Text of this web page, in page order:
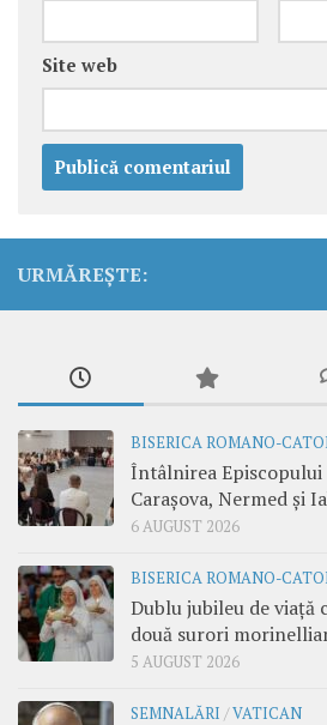
Site web
URMĂREȘTE:
BISERICA ROMANO-
Întâlnirea
Carașova, Nermed și
6 AUGUST 2026
BISERICA ROMANO-
Dublu jubileu de viață
două surori
5 AUGUST 2026
SEMNALĂRI /VATICAN